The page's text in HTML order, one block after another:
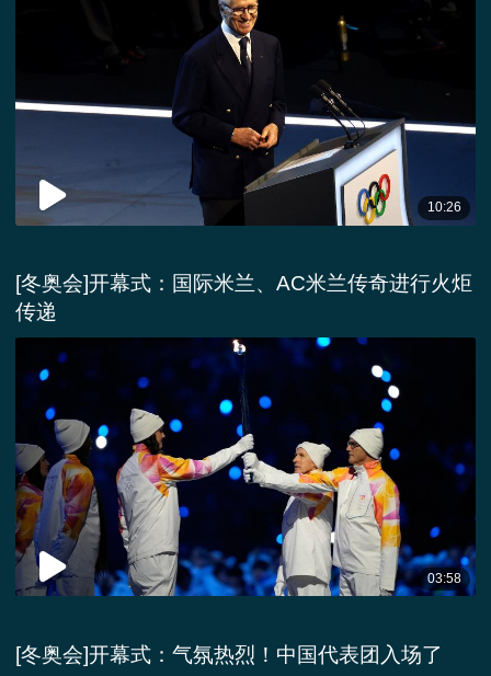
10:26
[冬奥会]开幕式：国际米兰、AC米兰传奇进行火炬
传递
03:58
[冬奥会]开幕式：气氛热烈！中国代表团入场了